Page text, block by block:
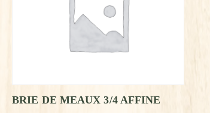
BRIE DE MEAUX 3/4 AFFINE